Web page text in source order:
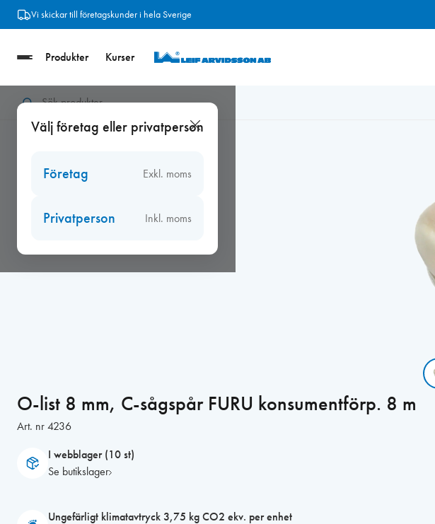
Hoppa
Vi skickar till företagskunder i hela Sverige
Produkter Kurser
Välj företag eller privatperson
Företag Exkl. moms
Privatperson Inkl. moms
Hem /O-list 8 mm, C-sågspår FURU konsumentförp. 8 m
O-list 8 mm, C-sågspår FURU konsumentförp. 8 m
Art. nr 4236
I webblager (10 st)
Se butikslager
Ungefärligt klimatavtryck 3,75 kg CO2 ekv. per enhet